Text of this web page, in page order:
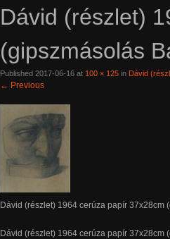
Dávid (részlet)
(gipszmásolás
Published 2017-06-16 at 100 × 125 in Dávid
← Previous
Dávid (részlet) 1964 cerúza papír 37x28cm
Dávid (részlet) 1964 cerúza papír 37x28cm